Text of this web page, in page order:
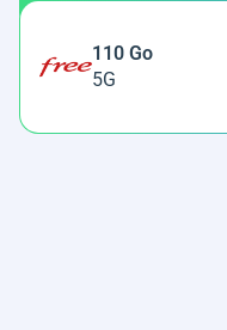
110 Go
5G